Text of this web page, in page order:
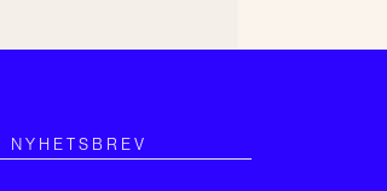
NYHETSBREV